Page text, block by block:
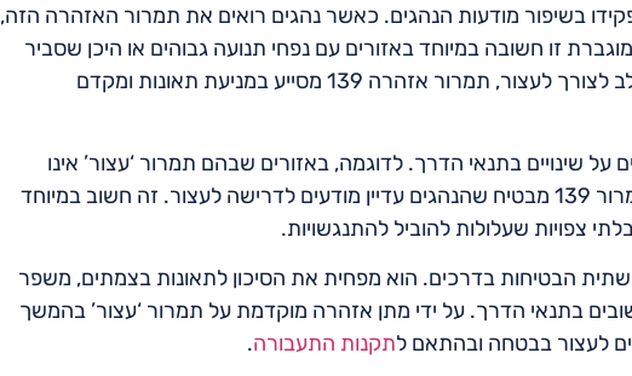
נוסף של תמרור אזהרה 139 הוא תפקידו בשיפור מודעות הנהגים. כאשר נהגים רואים את תמרור האזהרה הזה,
זו חשובה במיוחד באזורים עם נפחי תנועה גבוהים או היכן שסביר
להניח שיהיו הולכי רגל. על ידי הפניית תשומת הלב לצורך לעצור, תמרור אזהרה 139 מסייע במניעת תאונות ומקדם
ליידע את הנהגים על שינויים בתנאי הדרך. לדוגמה, באזורים שבהם תמרור ‘עצור’ אינו
נראה בקלות עקב הפרעות או עיקולים בדרך, תמרור 139 מבטיח שהנהגים עדיין מודעים לדרישה לעצור. זה חשוב במיוחד
צפויות שעלולות להוביל להתנגשויות.
הוא מרכיב חיוני בתשתית הבטיחות בדרכים. הוא מפחית את הסיכון לתאונות בצמתים, משפר
בתנאי הדרך. על ידי מתן אזהרה מוקדמת על תמרור ‘עצור’ בהמשך
תקנות התעבורה.